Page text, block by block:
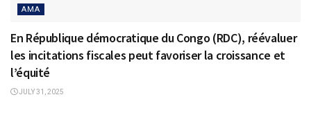
AMA
En République démocratique du Congo (RDC), réévaluer
les incitations fiscales peut favoriser la croissance et
l’équité
JULY 31, 2025